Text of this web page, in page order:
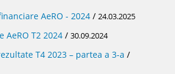
AeRO - 2024 / 24.03.2025
AeRO T2 2024 / 30.09.2024
T4 2023 – partea a 3-a /